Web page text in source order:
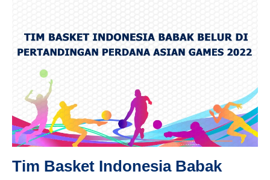
Tim Basket Indonesia Babak